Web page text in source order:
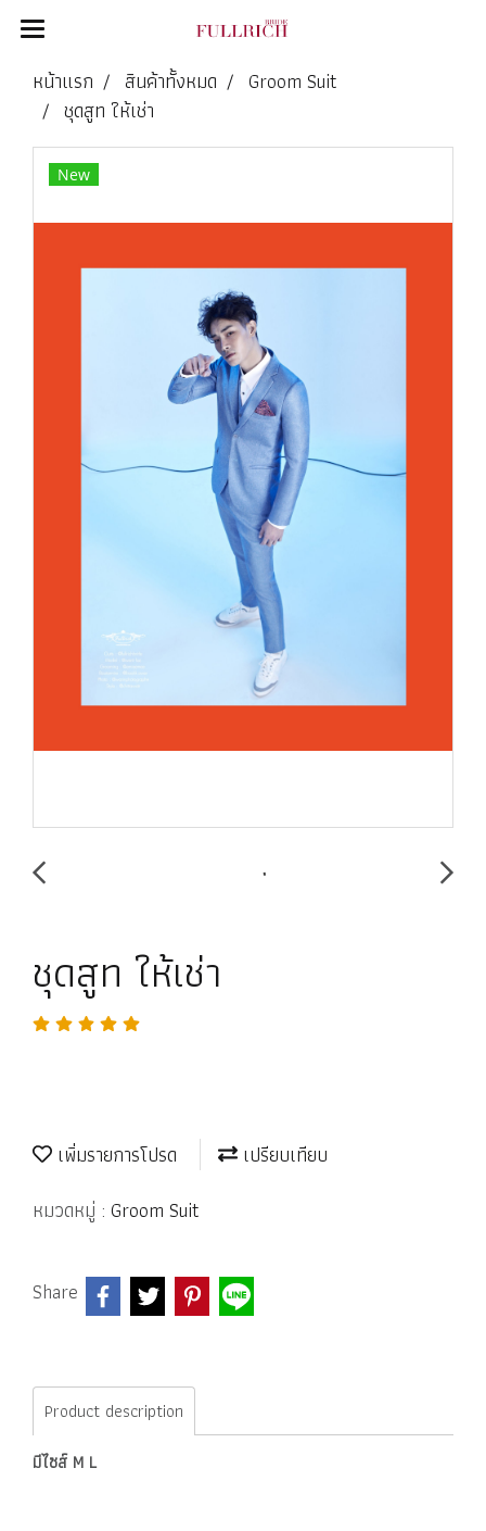
หน้าแรก สินค้าทั้งหมด
Groom Suit
ชุดสูท ให้เช่า
New
ชุดสูท ให้เช่า
เพิ่มรายการโปรด
เปรียบเทียบ
หมวดหมู่ : Groom Suit
Share
Product description
มีไซส์ M L